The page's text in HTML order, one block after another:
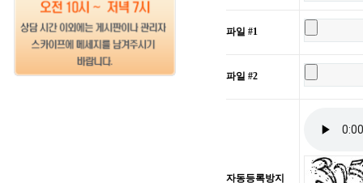
파일 #1
파일 #2
자동등록방지